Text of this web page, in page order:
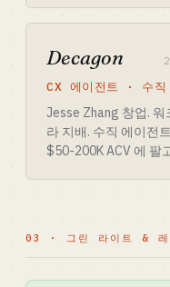
Decagon
CX 에이전트 · 수직
Jesse Zhang 창업.
라 지배. 수직 에이전
$50-200K ACV 에 팔
03 · 그린 라이트 & 레